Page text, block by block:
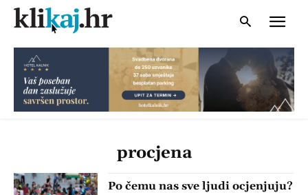
procjena
Po čemu nas sve ljudi ocjenjuju?